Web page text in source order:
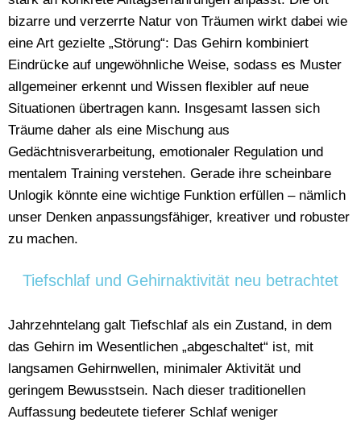
bizarre und verzerrte Natur von Träumen wirkt dabei wie
eine Art gezielte „Störung“: Das Gehirn kombiniert
Eindrücke auf ungewöhnliche Weise, sodass es Muster
allgemeiner erkennt und Wissen flexibler auf neue
Situationen übertragen kann. Insgesamt lassen sich
Träume daher als eine Mischung aus
Gedächtnisverarbeitung, emotionaler Regulation und
mentalem Training verstehen. Gerade ihre scheinbare
Unlogik könnte eine wichtige Funktion erfüllen – nämlich
unser Denken anpassungsfähiger, kreativer und robuster
zu machen.
Tiefschlaf und Gehirnaktivität neu betrachtet
Jahrzehntelang galt Tiefschlaf als ein Zustand, in dem
das Gehirn im Wesentlichen „abgeschaltet“ ist, mit
langsamen Gehirnwellen, minimaler Aktivität und
geringem Bewusstsein. Nach dieser traditionellen
Auffassung bedeutete tieferer Schlaf weniger